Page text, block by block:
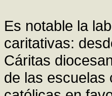
Es notable la
caritativas:
Cáritas
de las escuelas